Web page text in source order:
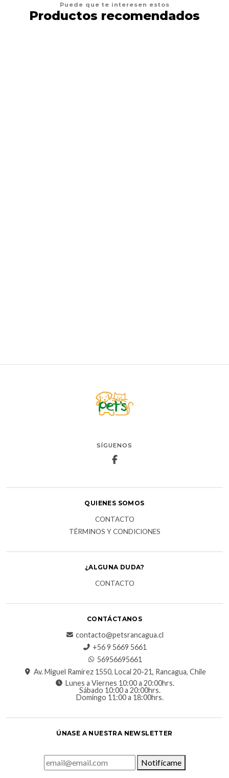
Puede que te interesen estos
Productos recomendados
SÍGUENOS
QUIENES SOMOS
CONTACTO
TÉRMINOS Y CONDICIONES
¿ALGUNA DUDA?
CONTACTO
CONTÁCTANOS
contacto@petsrancagua.cl
‪+56 9 5669 5661‬
56956695661‬
Av. Miguel Ramírez 1550, Local 20-21, Rancagua, Chile
Lunes a Viernes 10:00 a 20:00hrs.
Sábado 10:00 a 20:00hrs.
Domingo 11:00 a 18:00hrs.
ÚNASE A NUESTRA NEWSLETTER
Notifícame